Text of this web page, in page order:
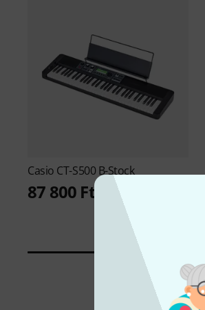
Casio CT-S500 B-Stock
87 800 Ft